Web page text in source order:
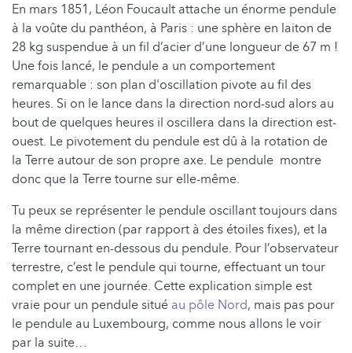
En mars 1851, Léon Foucault attache un énorme pendule
à la voûte du panthéon, à Paris : une sphère en laiton de
28 kg suspendue à un fil d’acier d’une longueur de 67 m !
Une fois lancé, le pendule a un comportement
remarquable : son plan d'oscillation pivote au fil des
heures. Si on le lance dans la direction nord-sud alors au
bout de quelques heures il oscillera dans la direction est-
ouest. Le pivotement du pendule est dû à la rotation de
la Terre autour de son propre axe. Le pendule montre
donc que la Terre tourne sur elle-même.
Tu peux se représenter le pendule oscillant toujours dans
la même direction (par rapport à des étoiles fixes), et la
Terre tournant en-dessous du pendule. Pour l’observateur
terrestre, c’est le pendule qui tourne, effectuant un tour
complet en une journée. Cette explication simple est
vraie pour un pendule situé au pôle Nord, mais pas pour
le pendule au Luxembourg, comme nous allons le voir
par la suite…